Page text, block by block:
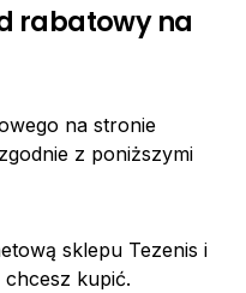
rabatowy na
na stronie
z poniższymi
sklepu Tezenis i
kupić.